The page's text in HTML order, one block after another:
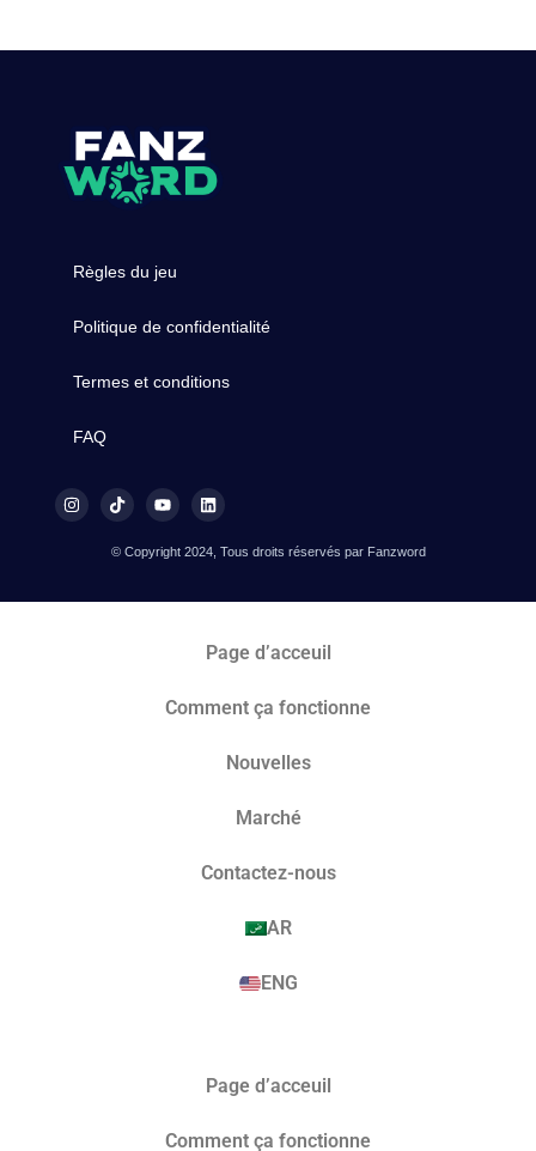
Règles du jeu
Politique de confidentialité
Termes et conditions
FAQ
© Copyright 2024, Tous droits réservés par Fanzword
Page d’acceuil
Comment ça fonctionne
Nouvelles
Marché​
Contactez-nous
AR
ENG
Page d’acceuil
Comment ça fonctionne